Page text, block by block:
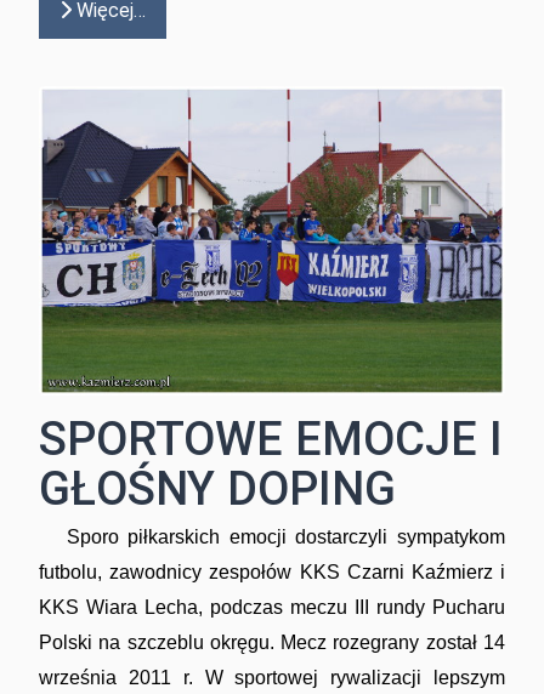
Więcej…
SPORTOWE EMOCJE I
GŁOŚNY DOPING
Sporo piłkarskich emocji dostarczyli sympatykom
futbolu, zawodnicy zespołów KKS Czarni Kaźmierz i
KKS Wiara Lecha, podczas meczu III rundy Pucharu
Polski na szczeblu okręgu. Mecz rozegrany został 14
września 2011 r. W sportowej rywalizacji lepszym